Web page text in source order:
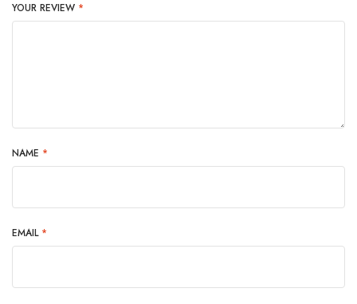
YOUR REVIEW *
NAME *
EMAIL *